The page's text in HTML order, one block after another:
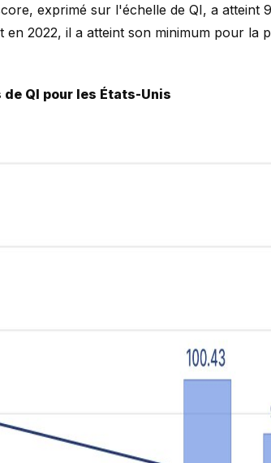
exprimé sur l'échelle de QI, a atteint
en 2022, il a atteint son minimum pour la
QI pour les États-Unis